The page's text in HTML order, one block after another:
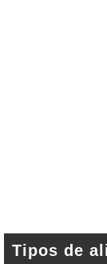
Tipos de